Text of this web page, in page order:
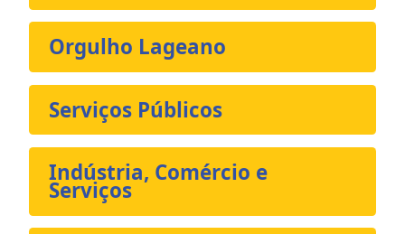
Orgulho Lageano
Serviços Públicos
Indústria, Comércio e
Serviços